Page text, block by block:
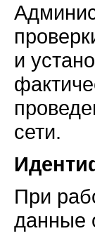
и
сети.
При
данные